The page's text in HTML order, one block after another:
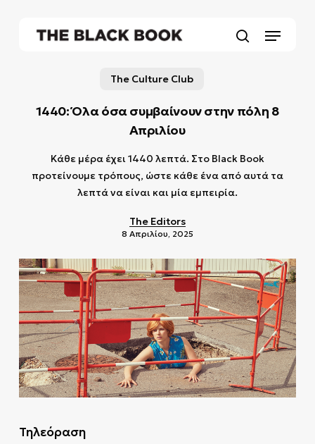
Menu
The Culture Club
1440: Όλα όσα συμβαίνουν στην πόλη 8
Απριλίου
Κάθε μέρα έχει 1440 λεπτά. Στο Black Book
προτείνουμε τρόπους, ώστε κάθε ένα από αυτά τα
λεπτά να είναι και μία εμπειρία.
The Editors
8 Απριλίου, 2025
Τηλεόραση